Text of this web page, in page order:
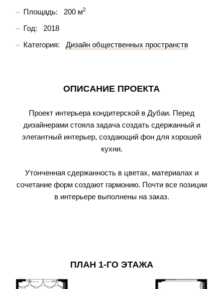
Площадь:
200 м2
Год:
2018
Категория:
Дизайн общественных пространств
ОПИСАНИЕ ПРОЕКТА
Проект интерьера кондитерской в Дубаи. Перед
дизайнерами стояла задача создать сдержанный и
элегантный интерьер, создающий фон для хорошей
кухни.
Утонченная сдержанность в цветах, материалах и
сочетание форм создают гармонию. Почти все позиции
в интерьере выполнены на заказ.
ПЛАН 1-ГО ЭТАЖА